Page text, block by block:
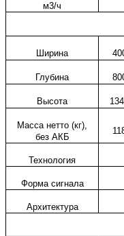
м3/ч
Ширина
Глубина
Высота
Масса нетто (кг),
без АКБ
Технология
Форма сигнала
Архитектура